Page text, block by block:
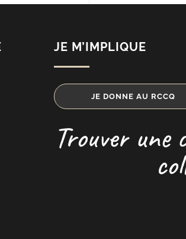
JE M’IMPLIQUE
JE DONNE AU RCCQ
Trouver une